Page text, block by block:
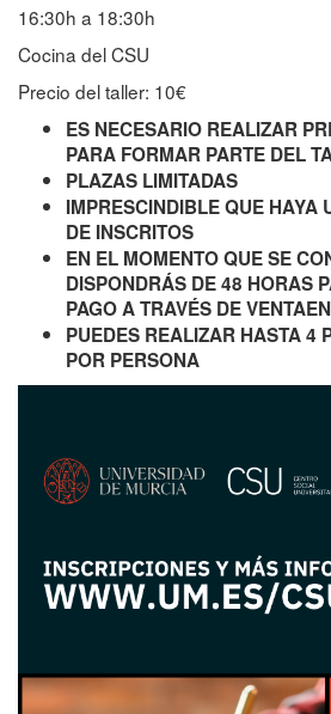
16:30h a 18:30h
Cocina del CSU
Precio del taller: 10€
ES NECESARIO REALIZAR
PARA FORMAR PARTE DEL
PLAZAS LIMITADAS
IMPRESCINDIBLE QUE HAYA
DE INSCRITOS
EN EL MOMENTO QUE SE
DISPONDRÁS DE 48 HORAS
PAGO A TRAVÉS DE
PUEDES REALIZAR HASTA 4
POR PERSONA